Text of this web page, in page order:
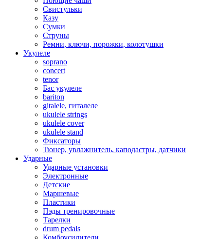
Свистульки
Казу
Сумки
Струны
Ремни, ключи, порожки, колотушки
Укулеле
soprano
concert
tenor
Бас укулеле
bariton
gitalele, гиталеле
ukulele strings
ukulele cover
ukulele stand
Фиксаторы
Тюнер, увлажнитель, каподастры, датчики
Ударные
Ударные установки
Электронные
Детские
Маршевые
Пластики
Пэды тренировочные
Тарелки
drum pedals
Комбоусилители